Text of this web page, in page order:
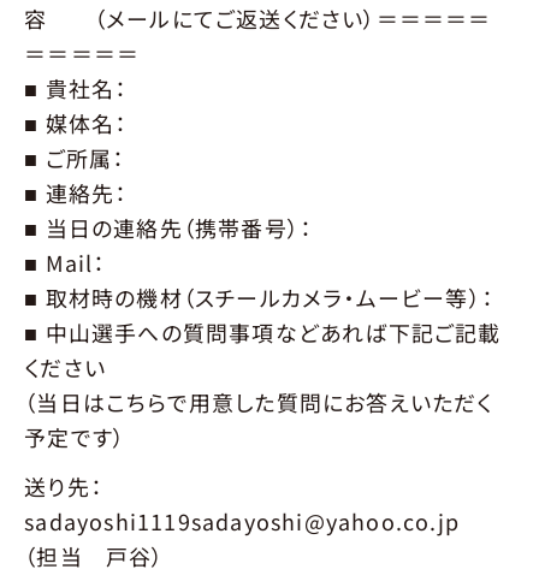
容 （メールにてご返送ください）＝＝＝＝＝
＝＝＝＝＝
■ 貴社名：
■ 媒体名：
■ ご所属：
■ 連絡先：
■ 当日の連絡先（携帯番号）：
■ Mail：
■ 取材時の機材（スチールカメラ・ムービー等）：
■ 中山選手への質問事項などあれば下記ご記載
ください
（当日はこちらで用意した質問にお答えいただく
予定です）
送り先：
sadayoshi1119sadayoshi@yahoo.co.jp
（担当 戸谷）